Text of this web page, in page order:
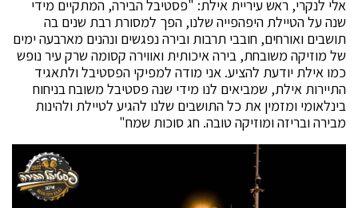
אלי לנקרי, ראש עיריית אילת: "פסטיבל הבירה, המתקיים מידי
שנה על הטיילת היפהפייה שלנו, הפך למסורת רבת שנים בה
תושבים ואורחים, חובבי תרבות ובירה נפגשים ונהנים מארבעה ימים
של מוזיקה משובחת, בירה איכותית ואווירה קסומה שרק עיר נופש
כמו אילת יודעת להציע. אני מודה למפיקי הפסטיבל ולתאגיד
התיירות אילת, שמביאים לנו מידי שנה פסטיבל משובח בניחוח
בינלאומי ומזמין את כל התושבים שלנו להגיע לטיילת ולהינות
מבירה ובריזה ומוזיקה טובה. חג סוכות שמח"